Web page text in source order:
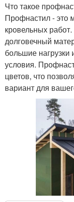
Что такое
Профнастил - это
кровельных
долговечный
большие
условия.
цветов, что
вариант для